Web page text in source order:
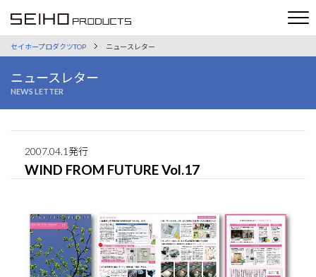
セイホープロダクツTOP ニュースレター
ニュースレター
NEWS LETTER
2007.04.1発行
WIND FROM FUTURE Vol.17